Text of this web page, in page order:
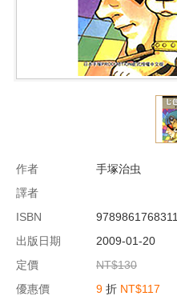
作者
手塚治虫
譯者
ISBN
9789861768311
出版日期
2009-01-20
定價
NT$130
優惠價
9 折 NT$117